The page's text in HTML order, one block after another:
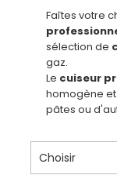
Faîtes votre
sélection de
gaz.
Le cuiseur
homogène
pâtes ou
Choisir